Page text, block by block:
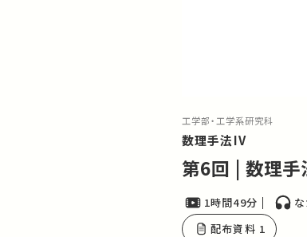
工学部・工学系研究科
数理手法IV
第6回 | 数理
1時間49分
配布資料 1